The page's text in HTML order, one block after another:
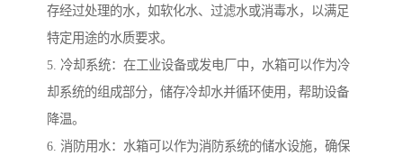
存经过处理的水，如软化水、过滤水或消毒水，以满足
特定用途的水质要求。
5. 冷却系统：在工业设备或发电厂中，水箱可以作为冷
却系统的组成部分，储存冷却水并循环使用，帮助设备
降温。
6. 消防用水：水箱可以作为消防系统的储水设施，确保